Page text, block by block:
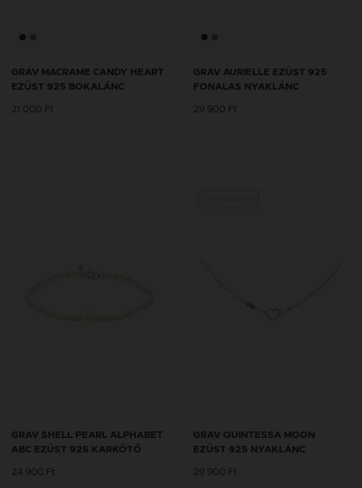
GRAV MACRAME CANDY HEART
EZÜST 925 BOKALÁNC
21 000 Ft
GRAV AURIELLE EZÜST 925
FONALAS NYAKLÁNC
29 900 Ft
GRAV SHELL PEARL ALPHABET
ABC EZÜST 925 KARKÖTŐ
24 900 Ft
GRAV QUINTESSA MOON
EZÜST 925 NYAKLÁNC
29 900 Ft